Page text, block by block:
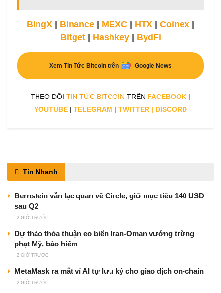
BingX | Binance | MEXC | HTX | Coinex |
Bitget| Hashkey| BydFi
Xem Tin Tức Bitcoin trên Google News
THEO DÕI TIN TỨC BITCOIN TRÊN FACEBOOK |
YOUTUBE | TELEGRAM | TWITTER | DISCORD
Tin Nhanh
Bernstein vẫn lạc quan về Circle, giữ mục tiêu 140 USD
sau Q2
2 GIỜ TRƯỚC
Dự thảo thỏa thuận eo biển Iran-Oman vướng trừng
phạt Mỹ, bảo hiểm
2 GIỜ TRƯỚC
MetaMask ra mắt ví AI tự lưu ký cho giao dịch on-chain
2 GIỜ TRƯỚC